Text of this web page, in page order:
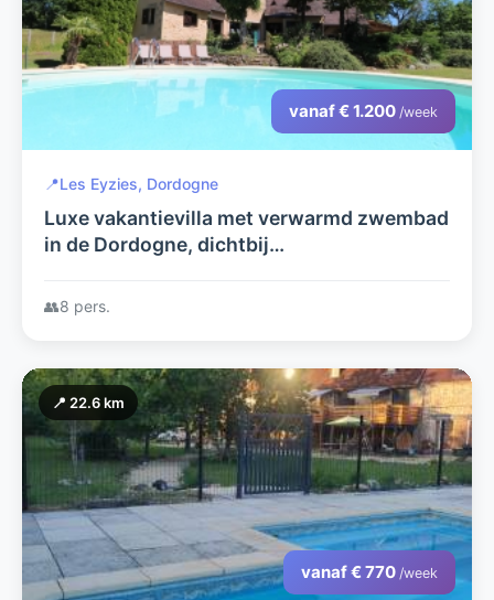
vanaf € 1.200 /week
📍Les Eyzies, Dordogne
Luxe vakantievilla met verwarmd zwembad
in de Dordogne, dichtbij
👥8 pers.
📍 22.6 km
vanaf € 770 /week